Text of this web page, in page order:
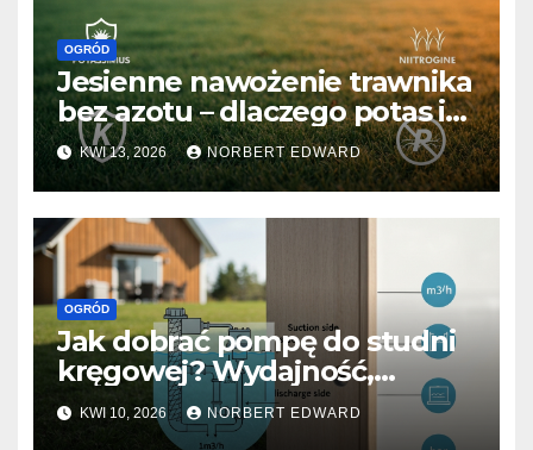
OGRÓD
Jesienne nawożenie trawnika
bez azotu – dlaczego potas i
fosfor są kluczowe przed
pierwszymi mrozami?
KWI 13, 2026 NORBERT EDWARD
OGRÓD
Jak dobrać pompę do studni
kręgowej? Wydajność,
ciśnienie i wybór wyłącznika
ciśnieniowego
KWI 10, 2026 NORBERT EDWARD